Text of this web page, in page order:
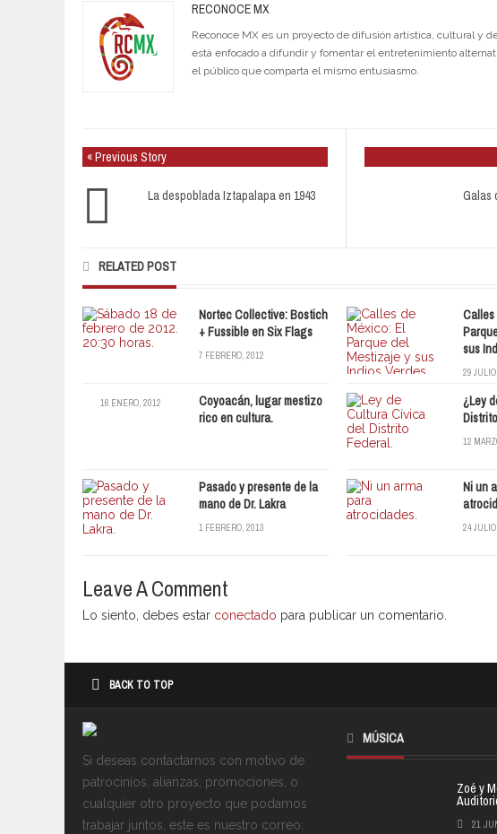
RECONOCE MX
Reconoce MX es un proyecto de difusión artística, cultural y
está enfocado a difundir y fomentar el entretenimiento
el público que comparta el mismo entusiasmo.
« Previous Story
La despoblada Iztapalapa en 1943 Galas
RELATED POST
Nortec Collective: Bostich
+ Fussible en Six Flags
7 FEBRERO, 2012
Calles
sus
29
Coyoacán, lugar mestizo
rico en cultura.
16 ENERO, 2012
¿Ley
12
Pasado y presente de la
mano de Dr. Lakra
1 FEBRERO, 2013
Ni un
24
Leave A Comment
Lo siento, debes estar conectado para publicar un comentario.
BACK TO TOP
Si deseas contactarnos con motivo de
patrocinios, alianzas, promociones, o
cualquier otro proyecto que podamos
trabajar juntos, este es nuestro correo:
MÚSICA
Zoé y
21